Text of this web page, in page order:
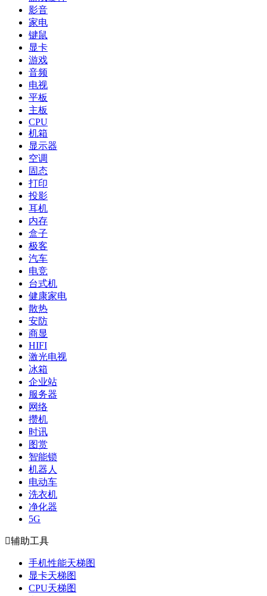
影音
家电
键鼠
显卡
游戏
音频
电视
平板
主板
CPU
机箱
显示器
空调
固态
打印
投影
耳机
内存
盒子
极客
汽车
电竞
台式机
健康家电
散热
安防
商显
HIFI
激光电视
冰箱
企业站
服务器
网络
攒机
时讯
图赏
智能锁
机器人
电动车
洗衣机
净化器
5G
辅助工具
手机性能天梯图
显卡天梯图
CPU天梯图